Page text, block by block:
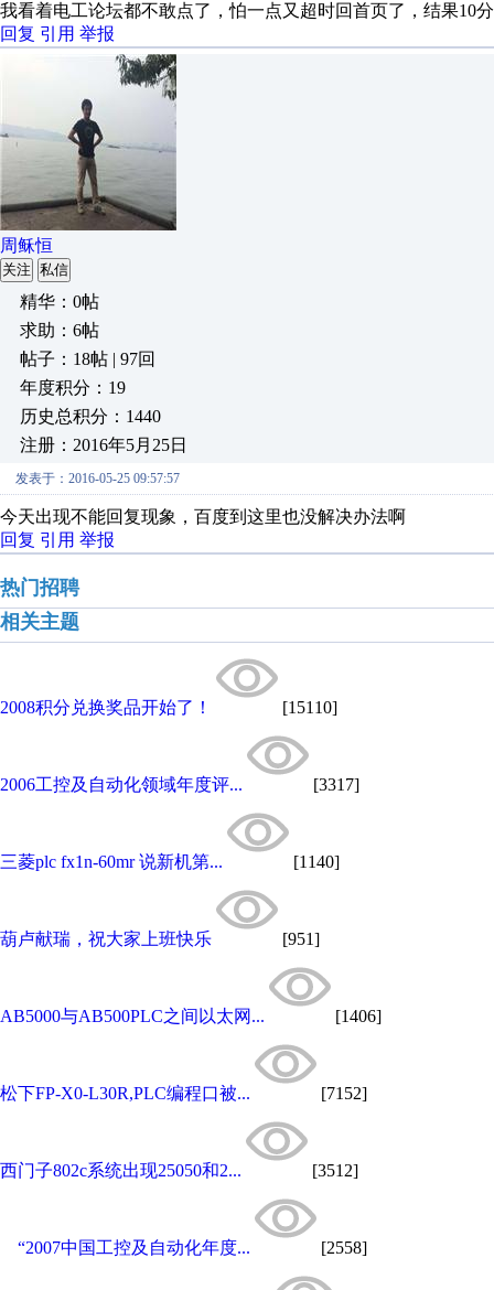
我看着电工论坛都不敢点了，怕一点又超时回首页了，结果10
回复 引用 举报
周稣恒
关注 私信
精华：0帖
求助：6帖
帖子：18帖 | 97回
年度积分：19
历史总积分：1440
注册：2016年5月25日
发表于：2016-05-25 09:57:57
今天出现不能回复现象，百度到这里也没解决办法啊
回复 引用 举报
热门招聘
相关主题
2008积分兑换奖品开始了！ [15110]
2006工控及自动化领域年度评... [3317]
三菱plc fx1n-60mr 说新机第... [1140]
葫卢献瑞，祝大家上班快乐 [951]
AB5000与AB500PLC之间以太网... [1406]
松下FP-X0-L30R,PLC编程口被... [7152]
西门子802c系统出现25050和2... [3512]
“2007中国工控及自动化年度... [2558]